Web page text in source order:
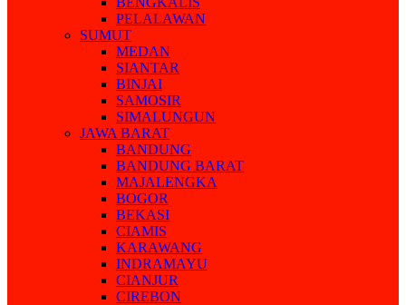
PELALAWAN
SUMUT
MEDAN
SIANTAR
BINJAI
SAMOSIR
SIMALUNGUN
JAWA BARAT
BANDUNG
BANDUNG BARAT
MAJALENGKA
BOGOR
BEKASI
CIAMIS
KARAWANG
INDRAMAYU
CIANJUR
CIREBON